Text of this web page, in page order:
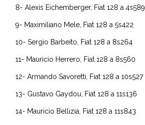
8- Alexis Eichemberger, Fiat 128 a 4s589
9- Maximiliano Mele, Fiat 128 a 5s422
10- Sergio Barbeito, Fiat 128 a 8s264
11- Mauricio Herrero, Fiat 128 a 8s560
12- Armando Savoretti, Fiat 128 a 10s527
13- Gustavo Gaydou, Fiat 128 a 11s136
14- Mauricio Bellizia, Fiat 128 a 11s843